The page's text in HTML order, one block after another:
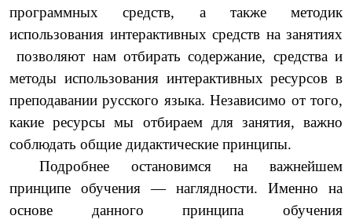
программных средств, а также методик
использования интерактивных средств на занятиях
позволяют нам отбирать содержание, средства и
методы использования интерактивных ресурсов в
преподавании русского языка. Независимо от того,
какие ресурсы мы отбираем для занятия, важно
соблюдать общие дидактические принципы.
Подробнее остановимся на важнейшем
принципе обучения — наглядности. Именно на
основе данного принципа обучения